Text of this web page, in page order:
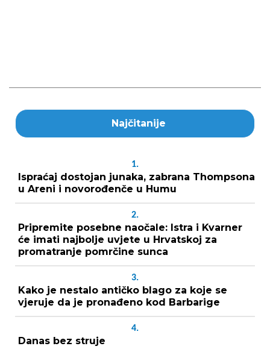
Najčitanije
1.
Ispraćaj dostojan junaka, zabrana Thompsona
u Areni i novorođenče u Humu
2.
Pripremite posebne naočale: Istra i Kvarner
će imati najbolje uvjete u Hrvatskoj za
promatranje pomrčine sunca
3.
Kako je nestalo antičko blago za koje se
vjeruje da je pronađeno kod Barbarige
4.
Danas bez struje